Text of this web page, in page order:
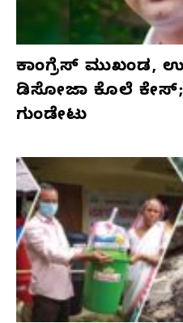
ಕಾಂಗ್ರೆಸ್‌ ಮುಖಂಡ,
ಡಿಸೋಜಾ ಕೊಲೆ
ಗುಂಡೇಟು